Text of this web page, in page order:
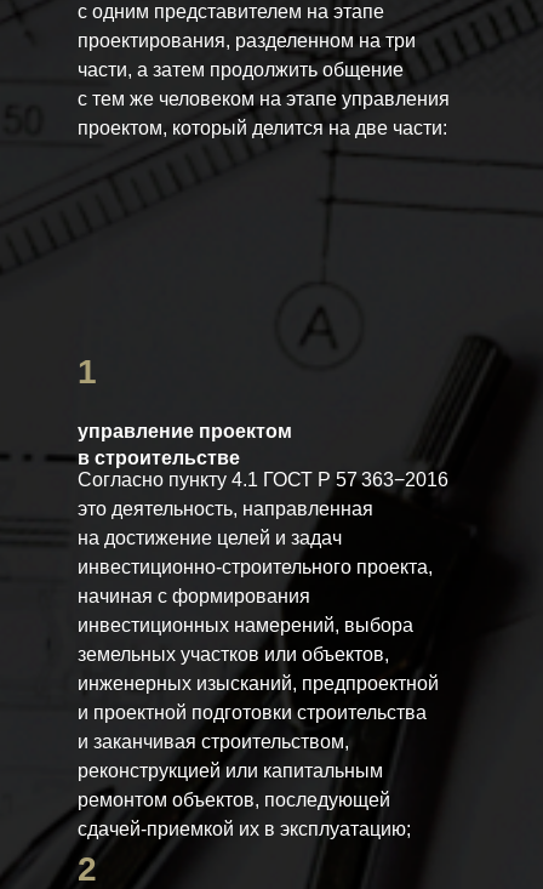
с одним представителем на этапе
проектирования, разделенном на три
части, а затем продолжить общение
с тем же человеком на этапе управления
проектом, который делится на две части:
управление проектом
в строительстве
Cогласно пункту 4.1 ГОСТ Р 57 363−2016
это деятельность, направленная
на достижение целей и задач
инвестиционно-строительного проекта,
начиная с формирования
инвестиционных намерений, выбора
земельных участков или объектов,
инженерных изысканий, предпроектной
и проектной подготовки строительства
и заканчивая строительством,
реконструкцией или капитальным
ремонтом объектов, последующей
сдачей-приемкой их в эксплуатацию;
2
1